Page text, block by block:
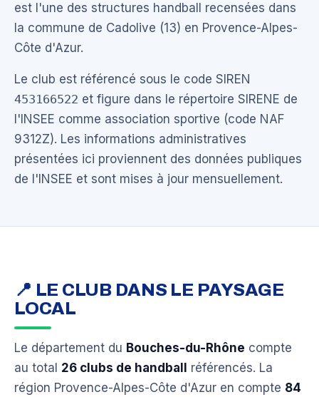
est l'une des structures handball recensées dans
la commune de Cadolive (13) en Provence-Alpes-
Côte d'Azur.
Le club est référencé sous le code SIREN
453166522 et figure dans le répertoire SIRENE de
l'INSEE comme association sportive (code NAF
9312Z). Les informations administratives
présentées ici proviennent des données publiques
de l'INSEE et sont mises à jour mensuellement.
📍 LE CLUB DANS LE PAYSAGE
LOCAL
Le département du Bouches-du-Rhône compte
au total 26 clubs de handball
référencés. La
région Provence-Alpes-Côte d'Azur en compte 84